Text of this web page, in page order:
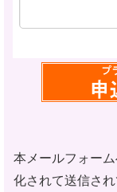
本メールフォー
化されて送信さ